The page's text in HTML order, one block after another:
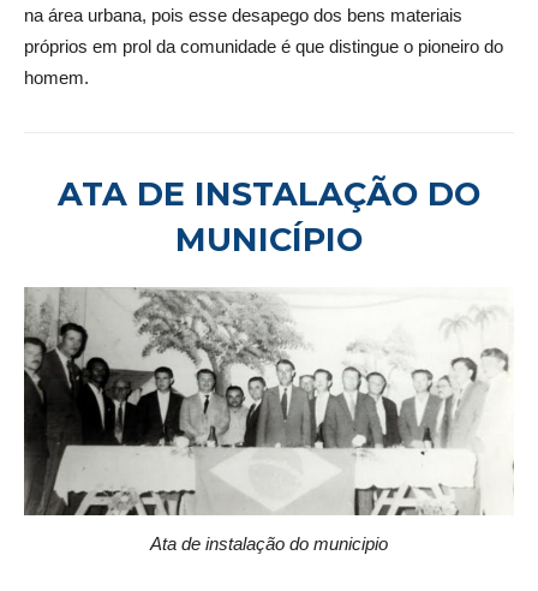
na área urbana, pois esse desapego dos bens materiais
próprios em prol da comunidade é que distingue o pioneiro do
homem.
ATA DE INSTALAÇÃO DO
MUNICÍPIO
Ata de instalação do municipio